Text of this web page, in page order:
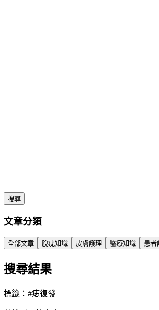
搜尋
文章分類
全部文章 脫疣知識 皮膚護理 醫療知識 患者
搜尋結果
標籤：#痣復發